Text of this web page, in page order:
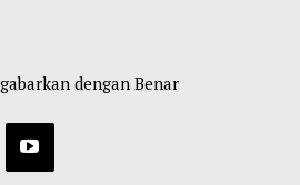
dengan Benar